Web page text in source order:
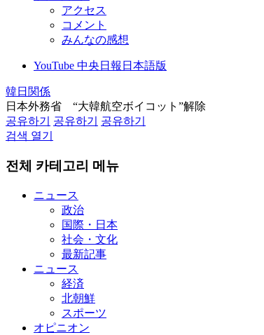
アクセス
コメント
みんなの感想
YouTube 中央日報日本語版
韓日関係
日本外務省 “大韓航空ボイコット”解除
공유하기
공유하기
공유하기
검색 열기
전체 카테고리 메뉴
ニュース
政治
国際・日本
社会・文化
最新記事
ニュース
経済
北朝鮮
スポーツ
オピニオン